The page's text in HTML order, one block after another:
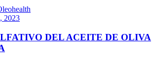
2023
DEL ACEITE DE OLIVA